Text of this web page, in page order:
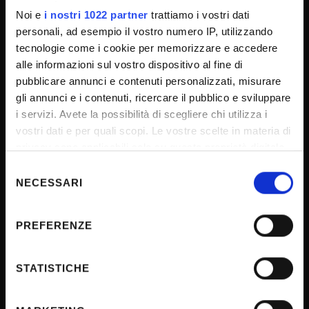
Noi e i nostri 1022 partner trattiamo i vostri dati
personali, ad esempio il vostro numero IP, utilizzando
tecnologie come i cookie per memorizzare e accedere
alle informazioni sul vostro dispositivo al fine di
pubblicare annunci e contenuti personalizzati, misurare
gli annunci e i contenuti, ricercare il pubblico e sviluppare
i servizi. Avete la possibilità di scegliere chi utilizza i
vostri dati e per quali scopi. Le vostre scelte in materia di
modificare o revocare il proprio consenso in qualsiasi
momento dalla Dichiarazione sui cookie o facendo clic
raccogliere informazioni sulla tua posizione
geografica, con un'approssimazione di qualche
delNECESSARI
PREFERENZE
STATISTICHE
Consigliera di fiducia
PEC - Certified e-mail account
FAQ - Domande frequenti
Inclusion and Accessibility
Ufficio stampa
LOGIN FOR STUDENTS AND STAFF
INTRANET - My Univr